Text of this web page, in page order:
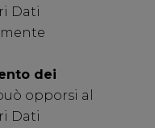
Dati
dei
opporsi al
Dati